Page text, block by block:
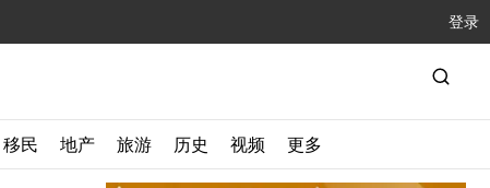
登录
移民 地产 旅游 历史 视频 更多